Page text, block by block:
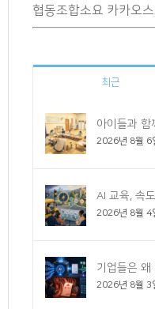
협동조합소요 카카오
최근
아이들과 함
2026년 8월 6
AI 교육, 속
2026년 8월 4
기업들은 왜
2026년 8월 3